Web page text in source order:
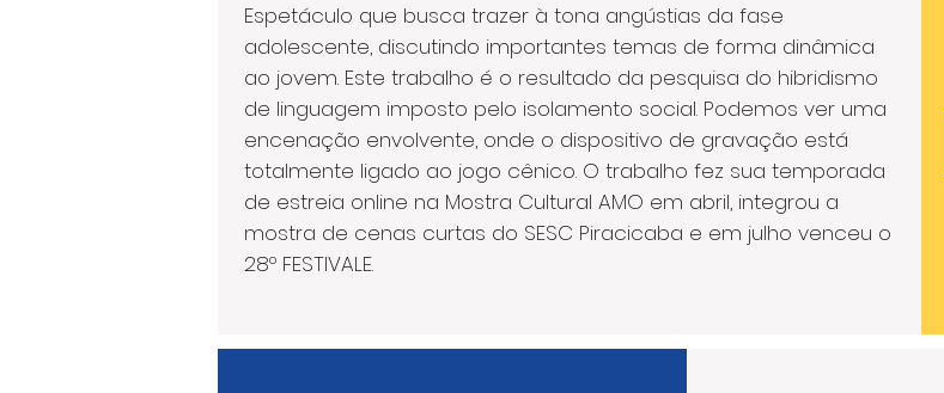
Espetáculo que busca trazer à tona angústias da fase
adolescente, discutindo importantes temas de forma dinâmica
ao jovem. Este trabalho é o resultado da pesquisa do hibridismo
de linguagem imposto pelo isolamento social. Podemos ver uma
encenação envolvente, onde o dispositivo de gravação está
totalmente ligado ao jogo cênico. O trabalho fez sua temporada
de estreia online na Mostra Cultural AMO em abril, integrou a
mostra de cenas curtas do SESC Piracicaba e em julho venceu o
28º FESTIVALE.